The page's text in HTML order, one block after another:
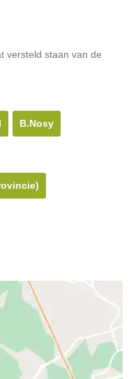
versteld staan van de
B.Nosy